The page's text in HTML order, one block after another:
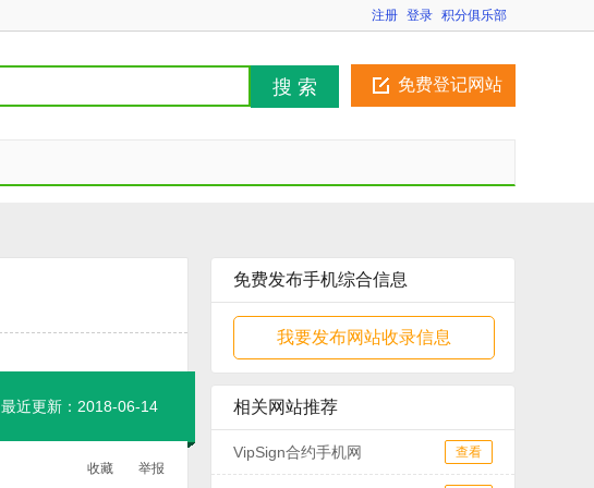
注册 登录 积分俱乐部
免费登记网站
搜 索
最近更新：2018-06-14
收藏 举报
免费发布手机综合信息
我要发布网站收录信息
相关网站推荐
VipSign合约手机网 查看